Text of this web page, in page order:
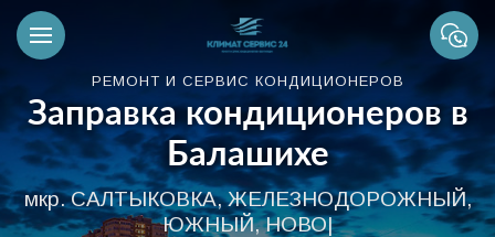
РЕМОНТ И СЕРВИС КОНДИЦИОНЕРОВ
Заправка кондиционеров в
Балашихе
мкр. САЛТЫКОВКА, ЖЕЛЕЗНОДОРОЖНЫЙ,
ЮЖНЫЙ, НОВОЕ ИЗМАЙЛОВО, 1 МАЯ и|